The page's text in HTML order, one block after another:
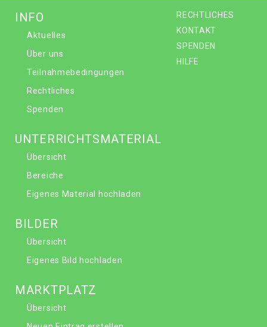
RECHTLICHES
KONTAKT
SPENDEN
HILFE
INFO
Aktuelles
Über uns
Teilnahmebedingungen
Rechtliches
Spenden
UNTERRICHTSMATERIAL
Übersicht
Bereiche
Eigenes Material hochladen
BILDER
Übersicht
Eigenes Bild hochladen
MARKTPLATZ
Übersicht